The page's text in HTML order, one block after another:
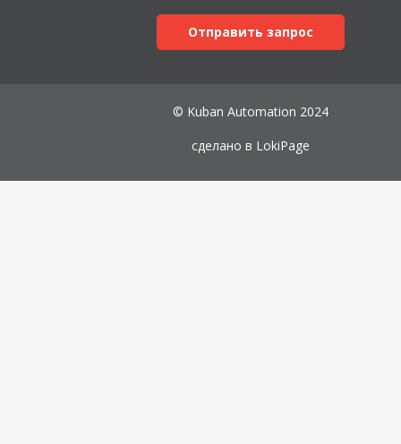
Отправить запрос
© Kuban Automation 2024
сделано в LokiPage